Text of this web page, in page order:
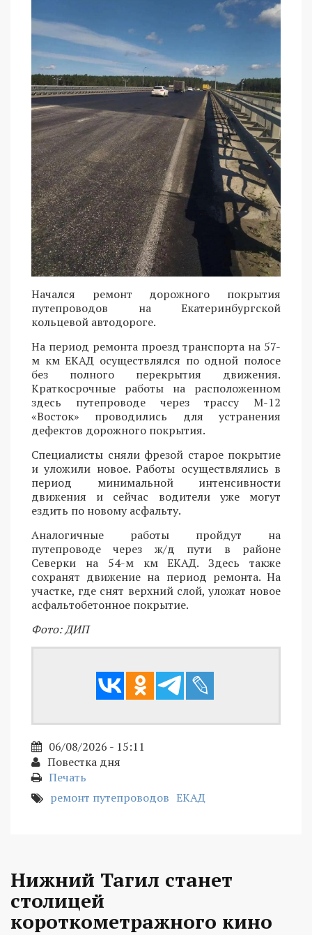
Начался ремонт дорожного покрытия
путепроводов на Екатеринбургской
кольцевой автодороге.
На период ремонта проезд транспорта на 57-
м км ЕКАД осуществлялся по одной полосе
без полного перекрытия движения.
Краткосрочные работы на расположенном
здесь путепроводе через трассу М-12
«Восток» проводились для устранения
дефектов дорожного покрытия.
Специалисты сняли фрезой старое покрытие
и уложили новое. Работы осуществлялись в
период минимальной интенсивности
движения и сейчас водители уже могут
ездить по новому асфальту.
Аналогичные работы пройдут на
путепроводе через ж/д пути в районе
Северки на 54-м км ЕКАД. Здесь также
сохранят движение на период ремонта. На
участке, где снят верхний слой, уложат новое
асфальтобетонное покрытие.
Фото: ДИП
06/08/2026 - 15:11
Повестка дня
Печать
ремонт путепроводов ЕКАД
Нижний Тагил станет
столицей
короткометражного кино